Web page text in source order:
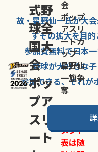
式野
球全
国大
会
ポッ
プア
スリ
ート
会
ポップ
アスリ
ートカ
ップ
星野仙
一旗争
奪
メント
表は随
故・星野仙一氏が大
すその拡大を目
参加費無料で日本
野球が大好きな
参加できる、それが